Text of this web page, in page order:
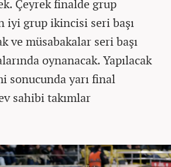
Çeyrek finalde grup
grup ikincisi seri başı
ve müsabakalar seri başı
oynanacak. Yapılacak
sonucunda yarı final
sahibi takımlar